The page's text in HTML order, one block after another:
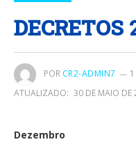
DECRETOS
POR CR2-ADMIN7
ATUALIZADO: 30 DE MAIO DE
Dezembro